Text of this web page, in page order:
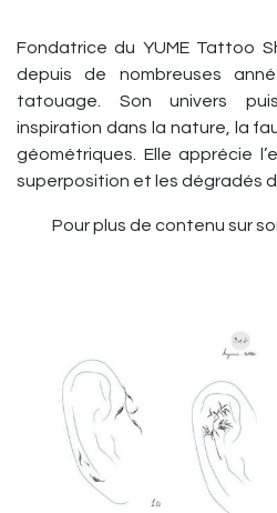
Fondatrice du YUME Tattoo
depuis de nombreuses
tatouage. Son univers
inspiration dans la nature, la
géométriques. Elle apprécie
superposition et les dégradés
Pour plus de contenu sur